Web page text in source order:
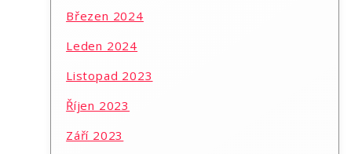
Březen 2024
Leden 2024
Listopad 2023
Říjen 2023
Září 2023